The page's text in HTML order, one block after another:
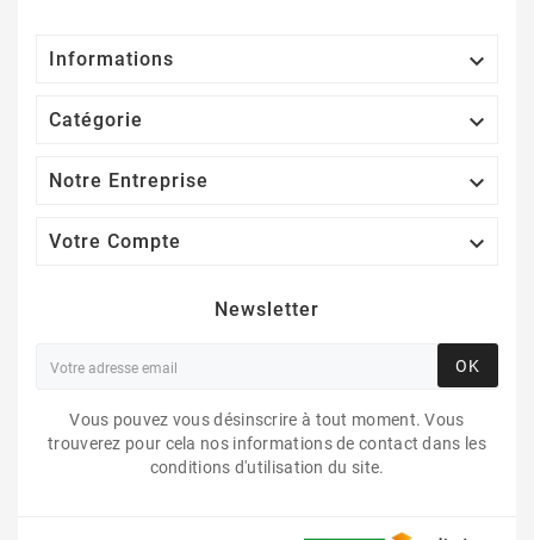
Informations 
Catégorie 
Notre Entreprise 
Votre Compte 
Newsletter
OK
Vous pouvez vous désinscrire à tout moment. Vous
trouverez pour cela nos informations de contact dans les
conditions d'utilisation du site.